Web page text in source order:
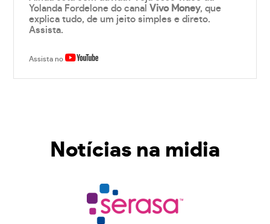
Yolanda Fordelone do canalVivo Money, que
explica tudo, de um jeito simples e direto.
Assista.
Assista no
Notícias na midia